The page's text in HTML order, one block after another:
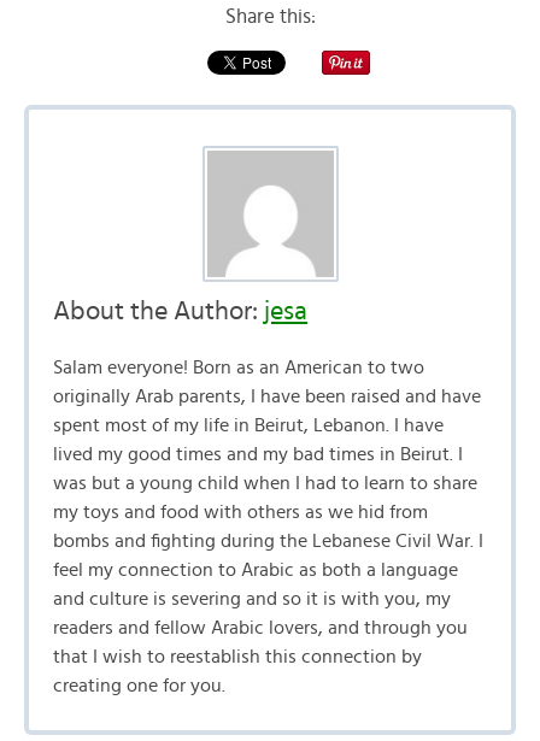
Share this:
About the Author: jesa
Salam everyone! Born as an American to two
originally Arab parents, I have been raised and have
spent most of my life in Beirut, Lebanon. I have
lived my good times and my bad times in Beirut. I
was but a young child when I had to learn to share
my toys and food with others as we hid from
bombs and fighting during the Lebanese Civil War. I
feel my connection to Arabic as both a language
and culture is severing and so it is with you, my
readers and fellow Arabic lovers, and through you
that I wish to reestablish this connection by
creating one for you.